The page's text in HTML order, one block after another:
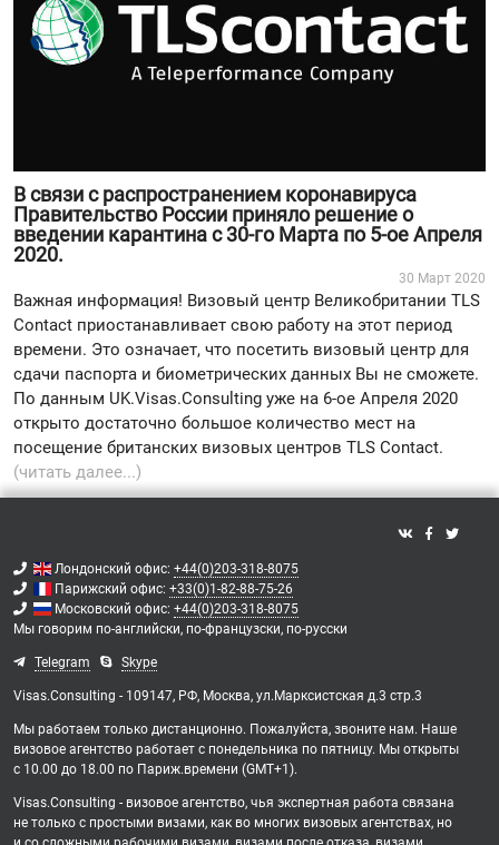
В связи с распространением коронавируса
Правительство России приняло решение о
введении карантина с 30-го Марта по 5-ое Апреля
2020.
30 Март 2020
Важная информация! Визовый центр Великобритании TLS
Contact приостанавливает свою работу на этот период
времени. Это означает, что посетить визовый центр для
сдачи паспорта и биометрических данных Вы не сможете.
По данным UK.Visas.Consulting уже на 6-ое Апреля 2020
открыто достаточно большое количество мест на
посещение британских визовых центров TLS Contact.
(читать далее...)
Лондонский офис: +44(0)203-318-8075
Парижский офис: +33(0)1-82-88-75-26
Московский офис: +44(0)203-318-8075
Мы говорим по-английски, по-французски, по-русски
Telegram Skype
Visas.Consulting - 109147, РФ, Москва, ул.Марксистская д.3 стр.3
Мы работаем только дистанционно. Пожалуйста, звоните нам. Наше
визовое агентство работает с понедельника по пятницу. Мы открыты
с 10.00 до 18.00 по Париж.времени (GMT+1).
Visas.Consulting - визовое агентство, чья экспертная работа связана
не только с простыми визами, как во многих визовых агентствах, но